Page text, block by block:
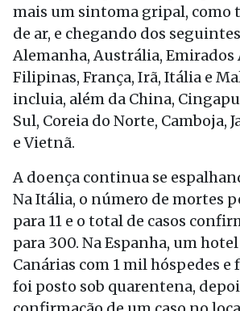
mais um sintoma gripal, como
de ar, e chegando dos
Alemanha, Austrália, Emirados
Filipinas, França, Irã, Itália e
incluia, além da China,
Sul, Coreia do Norte, Camboja,
e Vietnã.
A doença continua se
Na Itália, o número de mortes
para 11 e o total de casos
para 300. Na Espanha, um
Canárias com 1 mil hóspedes
foi posto sob quarentena,